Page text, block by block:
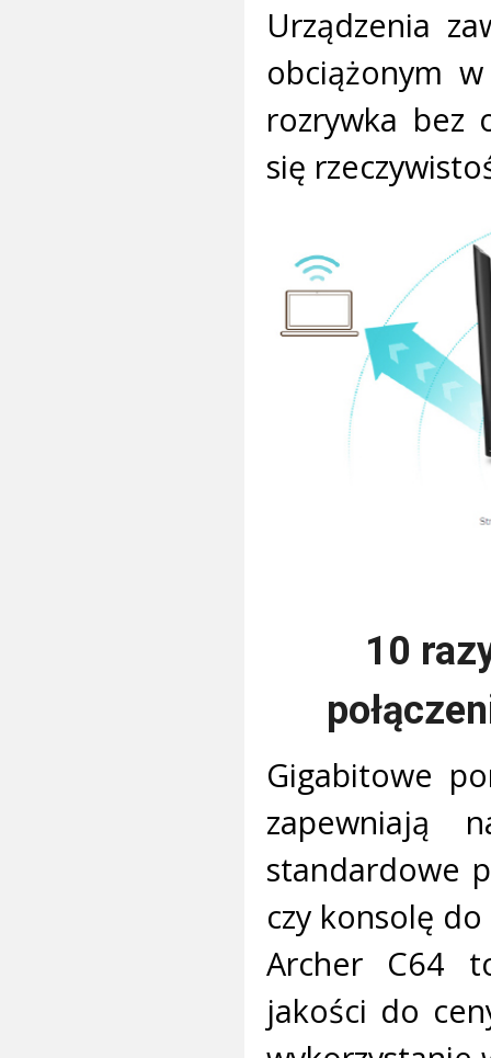
Urządzenia
obciążonym
rozrywka bez
się
10
Gigabitowe
zapewniają
standardowe
czy konsolę
Archer C64
jakości do